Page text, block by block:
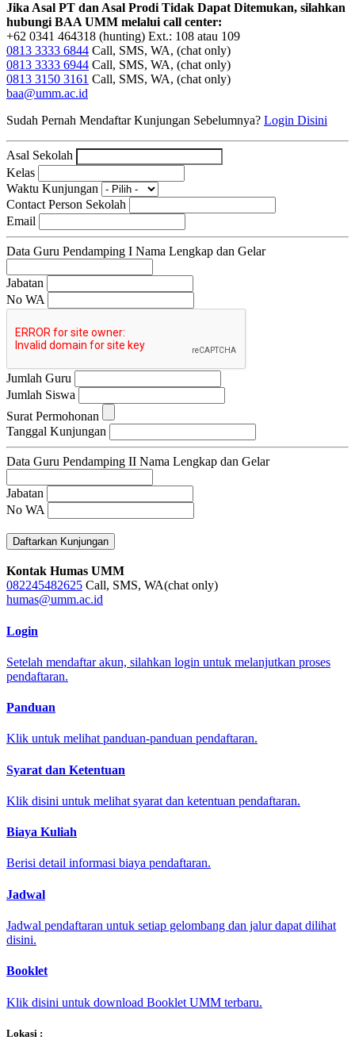
Jika Asal PT dan Asal Prodi Tidak Dapat Ditemukan, silahkan
hubungi BAA UMM melalui call center:
+62 0341 464318 (hunting) Ext.: 108 atau 109
0813 3333 6844 Call, SMS, WA, (chat only)
0813 3333 6944 Call, SMS, WA, (chat only)
0813 3150 3161 Call, SMS, WA, (chat only)
baa@umm.ac.id
Sudah Pernah Mendaftar Kunjungan Sebelumnya? Login Disini
Asal Sekolah
Kelas
Waktu Kunjungan
Contact Person Sekolah
Email
Data Guru Pendamping I Nama Lengkap dan Gelar
Jabatan
No WA
Jumlah Guru
Jumlah Siswa
Surat Permohonan
Tanggal Kunjungan
Data Guru Pendamping II Nama Lengkap dan Gelar
Jabatan
No WA
Daftarkan Kunjungan
Kontak Humas UMM
082245482625 Call, SMS, WA(chat only)
humas@umm.ac.id
Login
Setelah mendaftar akun, silahkan login untuk melanjutkan proses
pendaftaran.
Panduan
Klik untuk melihat panduan-panduan pendaftaran.
Syarat dan Ketentuan
Klik disini untuk melihat syarat dan ketentuan pendaftaran.
Biaya Kuliah
Berisi detail informasi biaya pendaftaran.
Jadwal
Jadwal pendaftaran untuk setiap gelombang dan jalur dapat dilihat
disini.
Booklet
Klik disini untuk download Booklet UMM terbaru.
Lokasi :